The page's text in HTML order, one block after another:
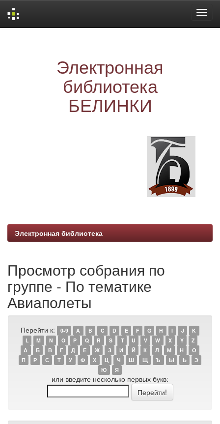
Электронная
библиотека
БЕЛИНКИ
Электронная библиотека
Просмотр собрания по
группе - По тематике
Авиаполеты
Перейти к: 0-9 A B C D E F G H I J
K
L
M N O P Q R S T U V W X Y
Z
А
Б В Г Д Е Ж З И Й К Л М Н
О
П
Р С Т У Ф Х Ц Ч Ш Щ Ъ Ы Ь
Э
Ю
Я
или введите несколько первых букв: